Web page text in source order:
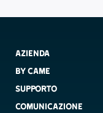
AZIENDA
BY CAME
SUPPORTO
COMUNICAZIONE